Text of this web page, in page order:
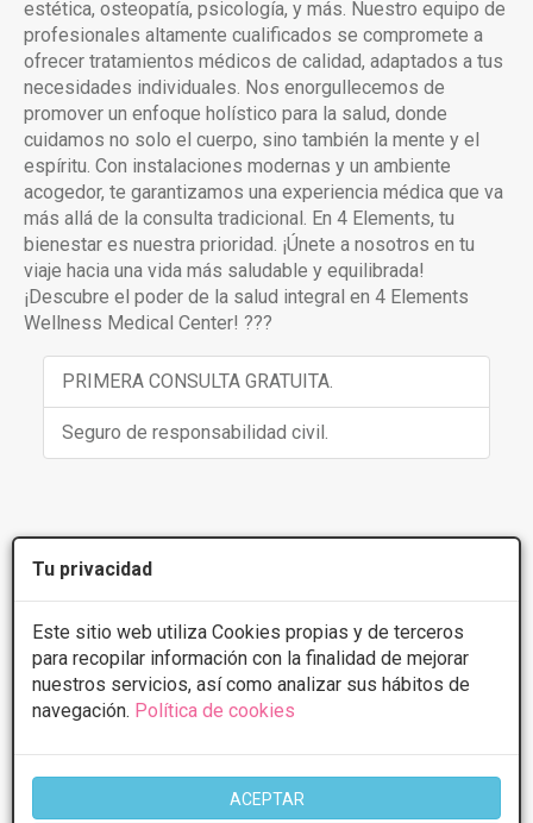
Tu privacidad
Este sitio web utiliza Cookies propias y de terceros
para recopilar información con la finalidad de mejorar
nuestros servicios, así como analizar sus hábitos de
navegación. Política de cookies
ACEPTAR
estética, osteopatía, psicología, y más. Nuestro equipo de
profesionales altamente cualificados se compromete a
ofrecer tratamientos médicos de calidad, adaptados a tus
necesidades individuales. Nos enorgullecemos de
promover un enfoque holístico para la salud, donde
cuidamos no solo el cuerpo, sino también la mente y el
espíritu. Con instalaciones modernas y un ambiente
acogedor, te garantizamos una experiencia médica que va
más allá de la consulta tradicional. En 4 Elements, tu
bienestar es nuestra prioridad. ¡Únete a nosotros en tu
viaje hacia una vida más saludable y equilibrada!
¡Descubre el poder de la salud integral en 4 Elements
Wellness Medical Center! ???
PRIMERA CONSULTA GRATUITA.
Seguro de responsabilidad civil.
Mapacentro
Localización de la sede:C AVE MARIA 29